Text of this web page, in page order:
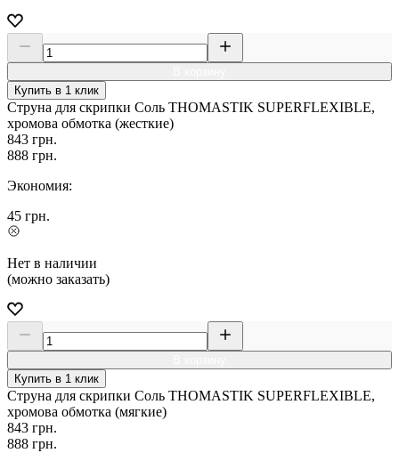
Купить в 1 клик
Струна для скрипки Соль THOMASTIK SUPERFLEXIBLE,
хромова обмотка (жесткие)
843 грн.
888 грн.
Экономия:
45 грн.
Нет в наличии
(можно заказать)
Купить в 1 клик
Струна для скрипки Соль THOMASTIK SUPERFLEXIBLE,
хромова обмотка (мягкие)
843 грн.
888 грн.